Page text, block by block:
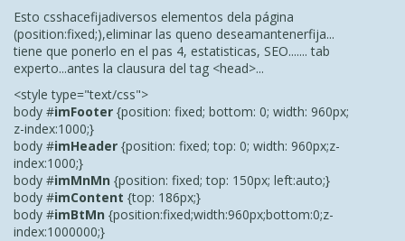
Esto csshacefijadiversos elementos dela página
(position:fixed;),eliminar las queno deseamantenerfija...
tiene que ponerlo en el pas 4, estatisticas, SEO....... tab
experto...antes la clausura del tag <head>...
<style type="text/css">
body #imFooter {position: fixed; bottom: 0; width: 960px;
z-index:1000;}
body #imHeader {position: fixed; top: 0; width: 960px;z-
index:1000;}
body #imMnMn {position: fixed; top: 150px; left:auto;}
body #imContent {top: 186px;}
body #imBtMn {position:fixed;width:960px;bottom:0;z-
index:1000000;}